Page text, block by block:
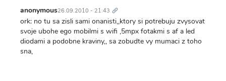
anonymous26.09.2010 - 21:43 odkaz
ork: no tu sa zisli sami onanisti,,ktory si potrebuju zvysovat
svoje ubohe ego mobilmi s wifi ,5mpx fotakmi s af a led
diodami a podobne kraviny,, sa zobudte vy mumaci z toho
sna,